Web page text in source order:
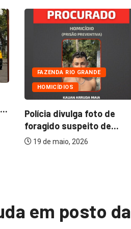
FAZENDA RIO GRANDE
HOMICÍDIOS
Polícia divulga foto de
foragido suspeito de...
19 de maio, 2026
em posto da